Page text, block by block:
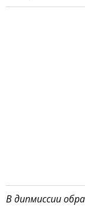
В дипмиссии